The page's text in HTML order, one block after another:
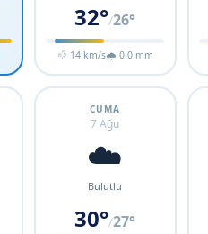
32°/26°
💨 14 km/s🌧 0.0 mm
CUMA
7 Ağu
☁️
Bulutlu
30°/27°